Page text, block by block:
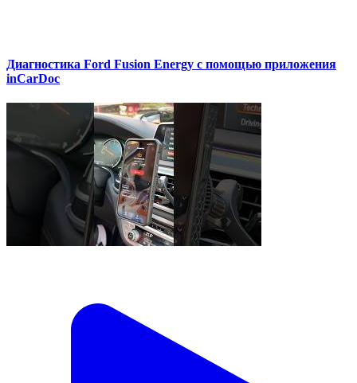
Диагностика Ford Fusion Energy с помощью приложения
inCarDoc